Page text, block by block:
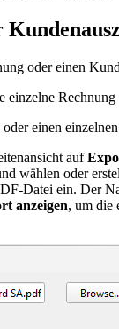
oder einen
einen
auf
wählen oder
Datei ein. Der
anzeigen, um die